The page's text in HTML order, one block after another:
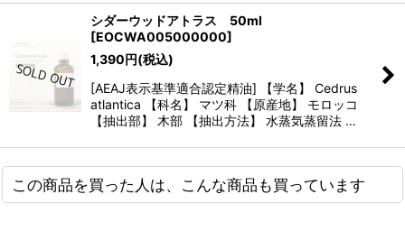
シダーウッドアトラス 50ml
[EOCWA005000000]
1,390円(税込)
[AEAJ表示基準適合認定精油] 【学名】 Cedrus
atlantica 【科名】 マツ科 【原産地】 モロッコ
【抽出部】 木部 【抽出方法】 水蒸気蒸留法 …
この商品を買った人は、こんな商品も買っています